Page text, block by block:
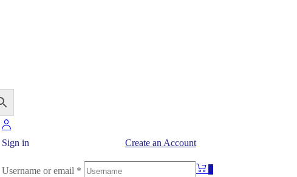
Sign in Create an Account
Username or email * 0